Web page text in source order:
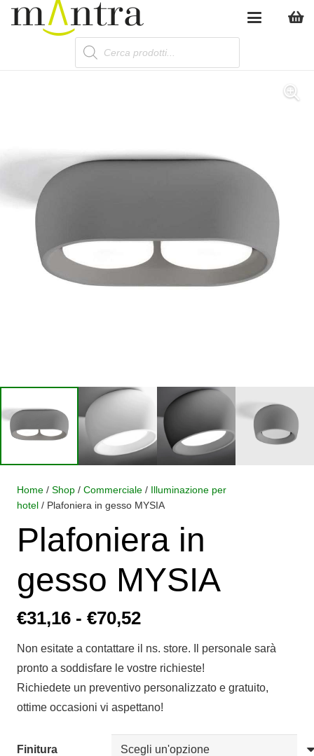
Products
search
Home / Shop / Commerciale / Illuminazione per
hotel / Plafoniera in gesso MYSIA
Plafoniera in
gesso MYSIA
€31,16 - €70,52Fascia
prezzo:
da
€31,16
a
€70,52
Non esitate a contattare il ns. store. Il personale sarà
pronto a soddisfare le vostre richieste!
Richiedete un preventivo personalizzato e gratuito,
ottime occasioni vi aspettano!
Finitura